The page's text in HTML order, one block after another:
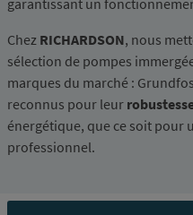
Chez RICHARDSON, nous
sélection de pompes
marques du marché :
reconnus pour leur
énergétique, que ce soit pour
professionnel.